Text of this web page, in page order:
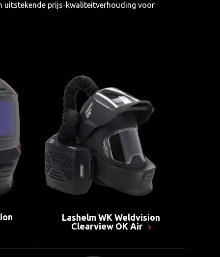
uitstekende prijs-kwaliteitverhouding voor
Lashelm WK Weldvision
Clearview OK Air